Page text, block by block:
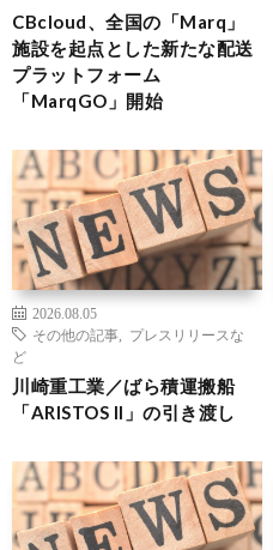
CBcloud、全国の「Marq」
施設を起点とした新たな配送
プラットフォーム
「MarqGO」開始
2026.08.05
その他の記事
プレスリリースな
ど
川崎重工業／ばら積運搬船
「ARISTOS II」の引き渡し